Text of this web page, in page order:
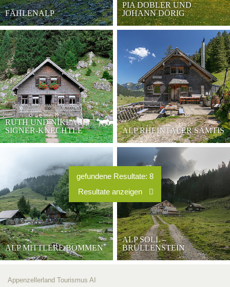
gefundene Resultate: 8
Resultate anzeigen
FÄHLENALP
PIA DOBLER UND
JOHANN DÖRIG
RUTH UND NIKLAUS
SIGNER-KNECHTLE
ALP RHEINTALER SÄMTIS
ALP MITTLERE BOMMEN
ALP SOLL –
BRÜLLENSTEIN
Appenzellerland Tourismus AI